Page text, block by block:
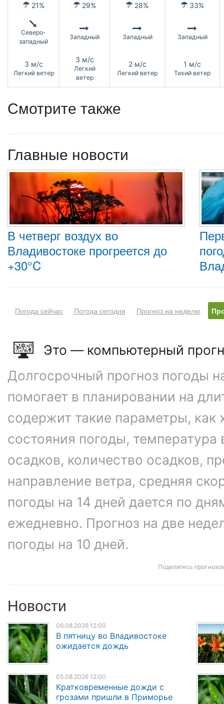
21% 29% 28% 33%
Северо-
западный
Западный Западный Западный
3 м/с
Легкий ветер
3 м/с
Легкий
ветер
2 м/с
Легкий ветер
1 м/с
Тихий ветер
Смотрите также
Главные новости
В четверг воздух во
Владивостоке прогреется до
+30°C
Погода сейчас Погода сегодня Прогноз на неделю
Это — компьютерный
Долгосрочный прогноз погоды
помогает в планировании на
содержит такие параметры, как
состояния погоды, температура
осадков, количество осадков,
направление ветра, средняя
погоды на 14 дней дается по
ежедневно. Прогноз на две
погоды на 10 дней.
Поделитесь
Новости
06.08.2026 12:00
В пятницу во Владивостоке
ожидается дождь
05.08.2026 12:00
Кратковременные дожди с
грозами пришли в Приморье